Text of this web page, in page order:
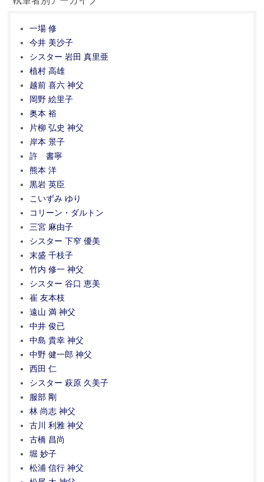
一場 修
今井 美沙子
シスター 岩田 真里亜
植村 高雄
越前 喜六 神父
岡野 絵里子
奥本 裕
片柳 弘史 神父
岸本 景子
許 書寧
熊本 洋
黒岩 英臣
こいずみ ゆり
コリーン・ダルトン
三宮 麻由子
シスター 下窄 優美
末盛 千枝子
竹内 修一 神父
シスター 谷口 恵美
崔 友本枝
遠山 満 神父
中井 俊已
中島 貴幸 神父
中野 健一郎 神父
西田 仁
シスター 萩原 久美子
服部 剛
林 尚志 神父
古川 利雅 神父
古橋 昌尚
堀 妙子
松浦 信行 神父